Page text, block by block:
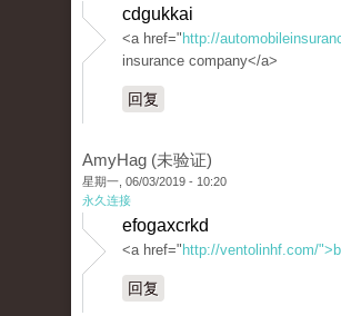
cdgukkai
<a href=" http://
insurance company</a>
回复
AmyHag (未验证)
星期一, 06/03/2019 - 10:20
永久连接
efogaxcrkd
<a href=" http://ventolinhf.com/
回复